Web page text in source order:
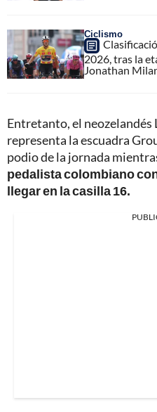
Ciclismo
2026, tras la
Jonathan
Entretanto, el neozelandés
representa la escuadra
podio de la jornada
pedalista colombiano
llegar en la casilla 16.